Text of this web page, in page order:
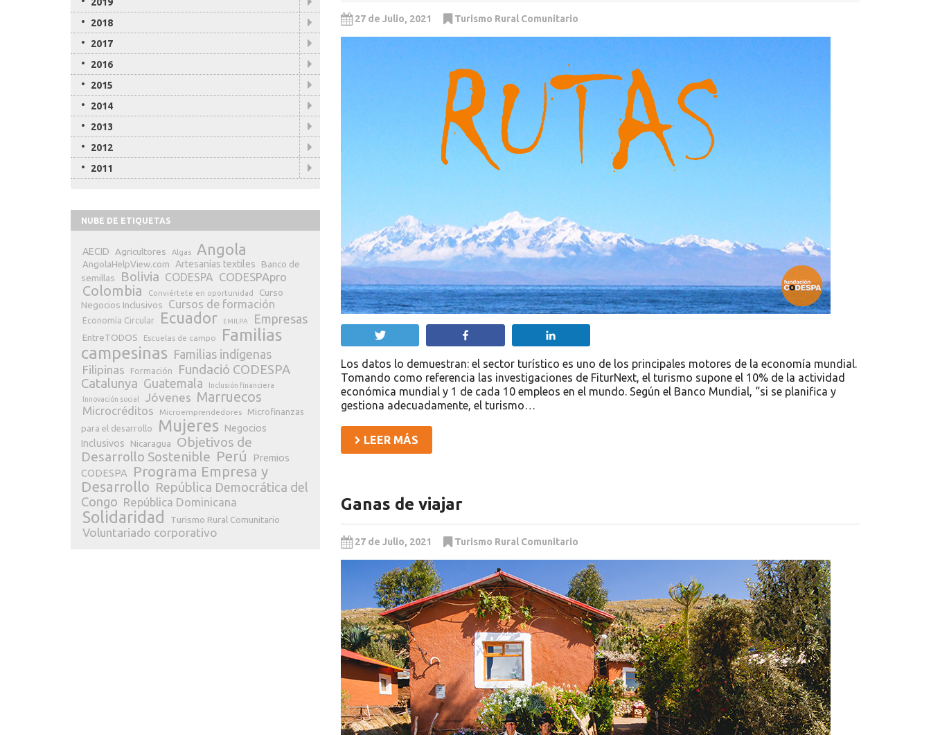
27 de Julio, 2021 Turismo Rural Comunitario
Los datos lo demuestran: el sector turístico es uno de los principales motores de la economía mundial.
Tomando como referencia las investigaciones de FiturNext, el turismo supone el 10% de la actividad
económica mundial y 1 de cada 10 empleos en el mundo. Según el Banco Mundial, “si se planifica y
gestiona adecuadamente, el turismo…
LEER MÁS
Ganas de viajar
27 de Julio, 2021 Turismo Rural Comunitario
2018
2017
2016
2015
2014
2013
2012
2011
NUBE DE ETIQUETAS
AECID Agricultores Algas Angola
AngolaHelpView.com Artesanías textiles
Banco de
semillas
Bolivia CODESPA CODESPApro
Colombia Conviértete en oportunidad
Curso
Negocios Inclusivos
Cursos de formación
Economía Circular Ecuador EMILPA Empresas
EntreTODOS Escuelas de campo
Familias
campesinas Familias indígenas
Filipinas
Formación
Fundació CODESPA
Catalunya Guatemala
Inclusión financiera
Innovación social
Jóvenes Marruecos
Microcréditos Microemprendedores
Microfinanzas
para el desarrollo
Mujeres
Negocios
Inclusivos
Nicaragua
Objetivos de
Desarrollo Sostenible Perú
Premios
CODESPA
Programa Empresa y
Desarrollo República Democrática del
Congo República Dominicana
Solidaridad Turismo Rural Comunitario
Voluntariado corporativo